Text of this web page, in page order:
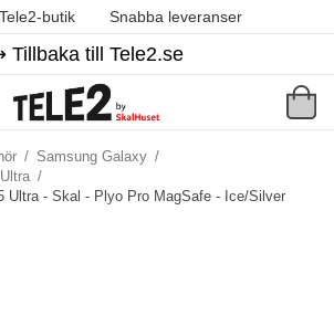
butik Snabba leveranser
Tillbaka till Tele2.se
/ Samsung Galaxy /
/
Ultra - Skal - Plyo Pro MagSafe - Ice/Silver